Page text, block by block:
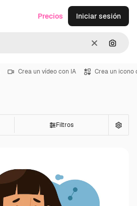
Borrar
Precios Iniciar sesión
Crea un vídeo con IA Crea un icono
Filtros